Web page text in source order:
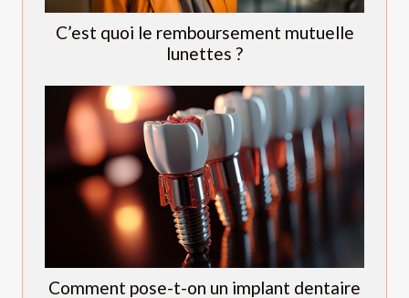
C’est quoi le remboursement mutuelle
lunettes ?
Comment pose-t-on un implant dentaire